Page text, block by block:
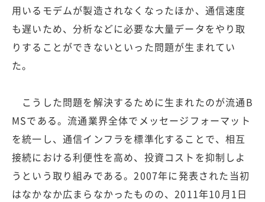
用いるモデムが製造されなくなったほか、通信速度
も遅いため、分析などに必要な大量データをやり取
りすることができないといった問題が生まれてい
た。
こうした問題を解決するために生まれたのが流通B
MSである。流通業界全体でメッセージフォーマット
を統一し、通信インフラを標準化することで、相互
接続における利便性を高め、投資コストを抑制しよ
うという取り組みである。2007年に発表された当初
はなかなか広まらなかったものの、2011年10月1日